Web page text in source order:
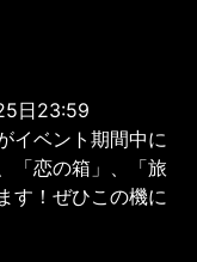
日23:59
イベント期間中に
「恋の箱」、「旅
す！ぜひこの機に